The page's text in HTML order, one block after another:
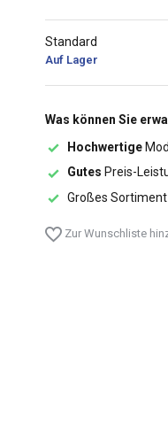
Standard
Auf Lager
Was können Sie
Hochwertige
Gutes Preis-
Großes
Zur Wunschliste